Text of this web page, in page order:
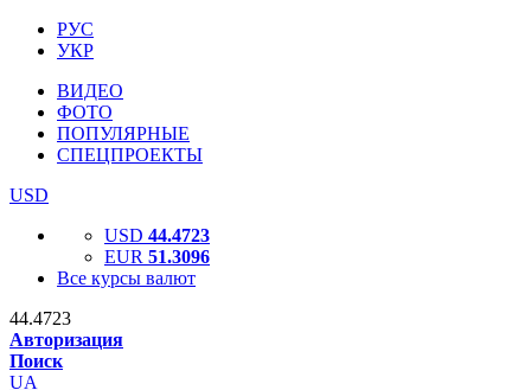
РУС
УКР
ВИДЕО
ФОТО
ПОПУЛЯРНЫЕ
СПЕЦПРОЕКТЫ
USD
USD 44.4723
EUR 51.3096
Все курсы валют
44.4723
Авторизация
Поиск
UA